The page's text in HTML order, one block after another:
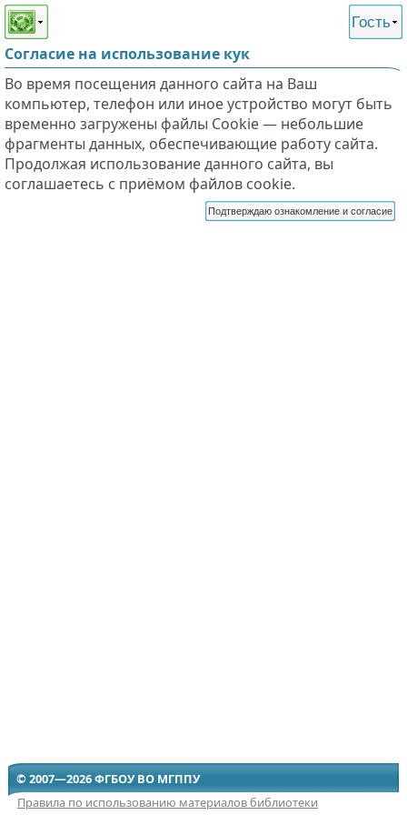
Этот сайт поддерживает
слабовидящих
Гость
Согласие на использование кук
Во время посещения данного сайта на Ваш
компьютер, телефон или иное устройство могут быть
временно загружены файлы Cookie — небольшие
фрагменты данных, обеспечивающие работу сайта.
Продолжая использование данного сайта, вы
соглашаетесь с приёмом файлов cookie.
Подтверждаю ознакомление и согласие
© 2007—2026 ФГБОУ ВО МГППУ
Правила по использованию материалов библиотеки